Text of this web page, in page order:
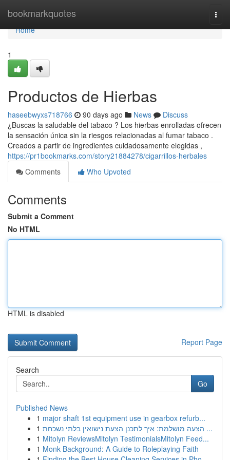
bookmarkquotes
Home
Home
1
Productos de Hierbas
haseebwyxs718766 90 days ago News
Discuss
¿Buscas la saludable del tabaco ? Los hierbas enrolladas ofrecen
la sensación única sin la riesgos relacionadas al fumar tabaco .
Creados a partir de ingredientes cuidadosamente elegidas ,
https://pr1bookmarks.com/story21884278/cigarrillos-herbales
Comments
Who Upvoted
Comments
Submit a Comment
No HTML
HTML is disabled
Report Page
Search
Go
Published News
1 major shaft 1st equipment use in gearbox refurb...
1
הצעה מושלמת: איך לתכנן הצעת נישואין בלתי נשכחת ...
1 Mitolyn ReviewsMitolyn TestimonialsMitolyn Feed...
1 Monk Background: A Guide to Roleplaying Faith